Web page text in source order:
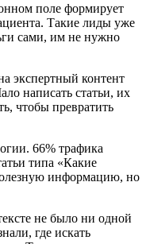
поле формирует
Такие лиды уже
сами, им не нужно
экспертный контент
написать статьи, их
чтобы превратить
66% трафика
типа «Какие
информацию, но
не было ни одной
где искать